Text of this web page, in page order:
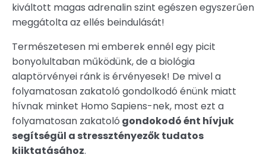
kiváltott magas adrenalin szint egészen egyszerűen
meggátolta az ellés beindulását!
Természetesen mi emberek ennél egy picit
bonyolultaban működünk, de a biológia
alaptörvényei ránk is érvényesek! De mivel a
folyamatosan zakatoló gondolkodó énünk miatt
hívnak minket Homo Sapiens-nek, most ezt a
folyamatosan zakatoló gondokodó ént hívjuk
segítségül a stressztényezők tudatos
kiiktatásához.